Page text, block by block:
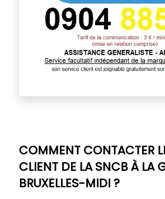
COMMENT CONTACTER
CLIENT DE LA SNCB À LA
BRUXELLES-MIDI ?